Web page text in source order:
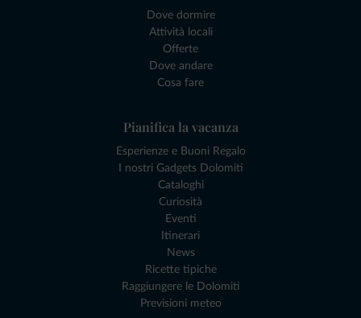
Dove dormire
Attività locali
Offerte
Dove andare
Cosa fare
Pianifica la vacanza
Esperienze e Buoni Regalo
I nostri Gadgets Dolomiti
Cataloghi
Curiosità
Eventi
Itinerari
News
Ricette tipiche
Raggiungere le Dolomiti
Previsioni meteo